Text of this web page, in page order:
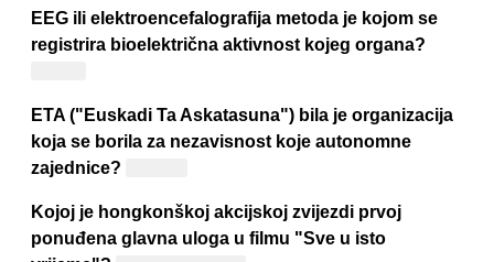
EEG ili elektroencefalografija metoda je kojom se
registrira bioelektrična aktivnost kojeg organa?
ETA ("Euskadi Ta Askatasuna") bila je organizacija
koja se borila za nezavisnost koje autonomne
zajednice?
Kojoj je hongkonškoj akcijskoj zvijezdi prvoj
ponuđena glavna uloga u filmu "Sve u isto